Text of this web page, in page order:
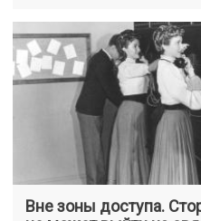
Вне зоны доступа.